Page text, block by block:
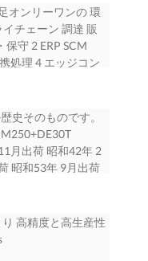
: 052）565-3112
支社 九州支社 〒
尼崎市長洲西通
ビル） TEL（:
部（加工技術課）
336-0027 〒660-
TEL（: 052）712-
等の お問合せは下
東区矢田南5-1-14
ニアリング株式会
スセンター 新潟
8862 〒950-
新潟県新潟市西区
ビル1－A 山田字
オンリーワンの 環
チェーン 調達 販
守 2 ERP SCM
処理 4 エッジコン
性向上 セキュリテ
ローラ製品から駆
カトロニクス、情
機グループは、以
の５つの事業領域
するソリューショ
革していく」とい
ーエレクトロニク
早く提供。FAの
史そのものです。
月出荷 昭和42年 2
昭和53年 9月出荷
M55C6 M25KC4
和57年 5月出荷 昭
5月出荷 昭和62年
高精度と高生産性